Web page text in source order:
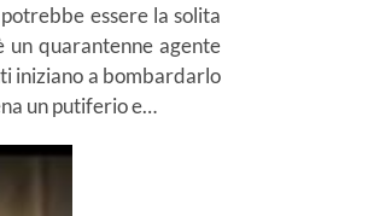
essere la solita
un quarantenne agente
iniziano a bombardarlo
un putiferio e…